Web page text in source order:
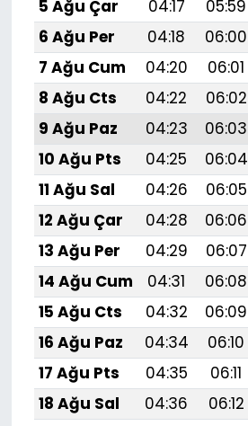
5 Ağu Çar
04:17 05:59
6 Ağu Per
04:18 06:00
7 Ağu Cum
04:20 06:01
8 Ağu Cts
04:22 06:02
9 Ağu Paz
04:23 06:03
10 Ağu Pts
04:25 06:04
11 Ağu Sal
04:26 06:05
12 Ağu Çar
04:28 06:06
13 Ağu Per
04:29 06:07
14 Ağu Cum
04:31 06:08
15 Ağu Cts
04:32 06:09
16 Ağu Paz
04:34 06:10
17 Ağu Pts
04:35 06:11
18 Ağu Sal
04:36 06:12